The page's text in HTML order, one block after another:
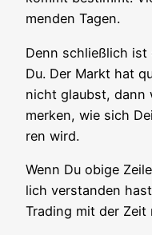
men­den Tagen.
Denn schließ­lich ist
Du. Der Markt hat
nicht glaubst, dann
mer­ken, wie sich
ren wird.
Wenn Du obi­ge
lich ver­stan­den
Tra­ding mit der Zeit